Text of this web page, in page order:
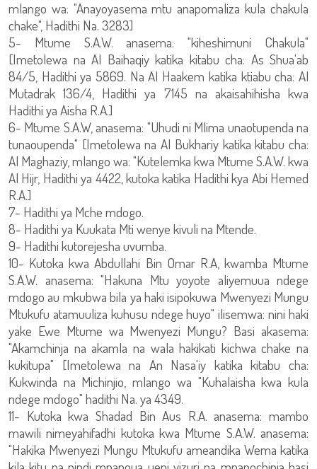
mlango wa: "Anayoyasema mtu anapomaliza kula chakula
chake", Hadithi Na. 3283]
5- Mtume S.A.W. anasema: "kiheshimuni Chakula"
[Imetolewa na Al Baihaqiy katika kitabu cha: As Shua'ab
84/5, Hadithi ya 5869. Na Al Haakem katika ktiabu cha: Al
Mutadrak 136/4, Hadithi ya 7145 na akaisahihisha kwa
Hadithi ya Aisha R.A.]
6- Mtume S.A.W, anasema: "Uhudi ni Mlima unaotupenda na
tunaoupenda" [Imetolewa na Al Bukhariy katika kitabu cha:
Al Maghaziy, mlango wa: "Kutelemka kwa Mtume S.A.W. kwa
Al Hijr, Hadithi ya 4422, kutoka katika Hadithi kya Abi Hemed
R.A.]
7- Hadithi ya Mche mdogo.
8- Hadithi ya Kuukata Mti wenye kivuli na Mtende.
9- Hadithi kutorejesha uvumba.
10- Kutoka kwa Abdullahi Bin Omar R.A, kwamba Mtume
S.A.W. anasema: "Hakuna Mtu yoyote aliyemuua ndege
mdogo au mkubwa bila ya haki isipokuwa Mwenyezi Mungu
Mtukufu atamuuliza kuhusu ndege huyo" ilisemwa: nini haki
yake Ewe Mtume wa Mwenyezi Mungu? Basi akasema:
"Akamchinja na akamla na wala hakikati kichwa chake na
kukitupa" [Imetolewa na An Nasa'iy katika kitabu cha:
Kukwinda na Michinjio, mlango wa "Kuhalaisha kwa kula
ndege mdogo" hadithi Na. ya 4349.
11- Kutoka kwa Shadad Bin Aus R.A. anasema: mambo
mawili nimeyahifadhi kutoka kwa Mtume S.A.W. anasema:
"Hakika Mwenyezi Mungu Mtukufu ameandika Wema katika